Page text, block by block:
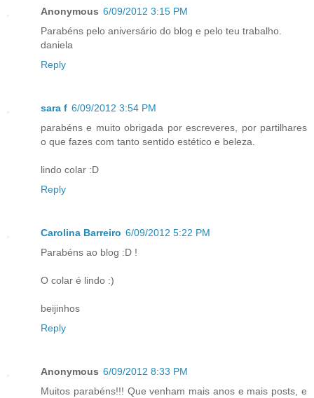
Anonymous 6/09/2012 3:15 PM
Parabéns pelo aniversário do blog e pelo teu trabalho.
daniela
Reply
sara f 6/09/2012 3:54 PM
parabéns e muito obrigada por escreveres, por partilhares
o que fazes com tanto sentido estético e beleza.
lindo colar :D
Reply
Carolina Barreiro 6/09/2012 5:22 PM
Parabéns ao blog :D !
O colar é lindo :)
beijinhos
Reply
Anonymous 6/09/2012 8:33 PM
Muitos parabéns!!! Que venham mais anos e mais posts, e